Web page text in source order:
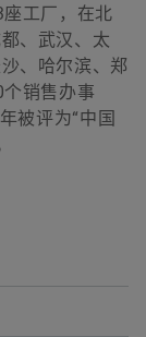
工厂，在北
、武汉、太
、哈尔滨、郑
销售办事
被评为“中国